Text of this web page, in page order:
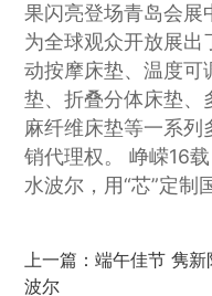
果闪亮登场青岛会展
为全球观众开放展出
动按摩床垫、温度可
垫、折叠分体床垫、
麻纤维床垫等一系列
销代理权。 峥嵘16
水波尔，用“芯”定制
上一篇：端午佳节 隽
波尔